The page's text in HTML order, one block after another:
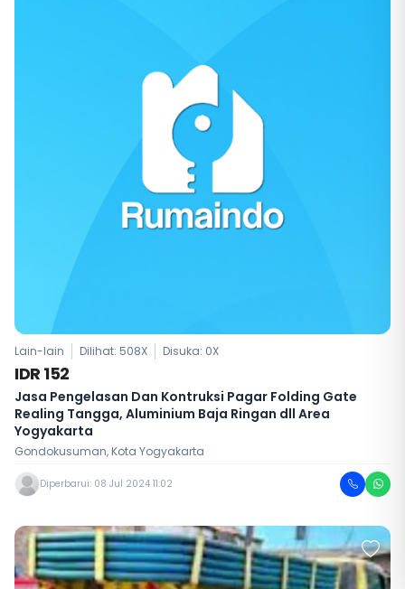
Lain-lain Dilihat: 508X Disuka: 0X
IDR 152
Jasa Pengelasan Dan Kontruksi Pagar Folding Gate
Realing Tangga, Aluminium Baja Ringan dll Area
Yogyakarta
Gondokusuman, Kota Yogyakarta
Diperbarui: 08 Jul 2024 11:02